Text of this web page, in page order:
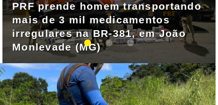
PRF prende homem transportando
mais de 3 mil medicamentos
irregulares na BR-381, em João
Monlevade (MG)